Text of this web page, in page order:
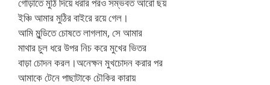
ইঞ্চি আমার মুঠির বাইরে রয়ে গেল।
আমি মুন্ডিতে চোষতে লাগলাম, সে আমার
মাথার চুল ধরে উপর নিচ করে মুখের ভিতর
বাড়া চোদন করল।অনেক্ষন মুখচোদন করার পর
আমাকে টেনে পাছাটাকে চৌকির কারায়